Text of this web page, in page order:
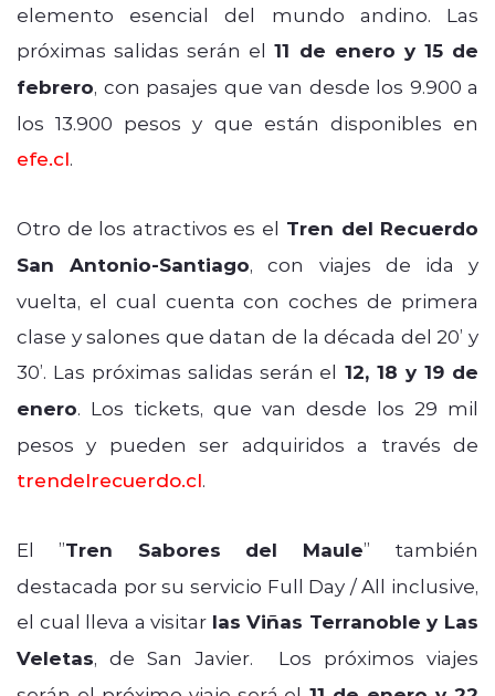
elemento esencial del mundo andino. Las
próximas salidas serán el11 de enero y 15 de
febrero, con pasajes que van desde los 9.900 a
los 13.900 pesos y que están disponibles en
efe.cl.
Otro de los atractivos es el Tren del Recuerdo
San Antonio-Santiago, con viajes de ida y
vuelta, el cual cuenta con coches de primera
clase y salones que datan de la década del 20’ y
30’. Las próximas salidas serán el 12, 18 y 19 de
enero. Los tickets, que van desde los 29 mil
pesos y pueden ser adquiridos a través de
trendelrecuerdo.cl.
El ”Tren Sabores del Maule” también
destacada por su servicio Full Day / All inclusive,
el cual lleva a visitar las Viñas Terranoble y Las
Veletas, de San Javier. Los próximos viajes